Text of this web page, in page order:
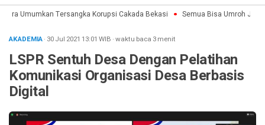
Umumkan Tersangka Korupsi Cakada Bekasi Semua Bisa Umroh Jalin
AKADEMIA· 30 Jul 2021 13:01 WIB ·waktu baca 3 menit
LSPR Sentuh Desa Dengan Pelatihan
Komunikasi Organisasi Desa Berbasis
Digital